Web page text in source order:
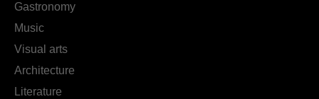
Gastronomy
Music
Visual arts
Architecture
Literature